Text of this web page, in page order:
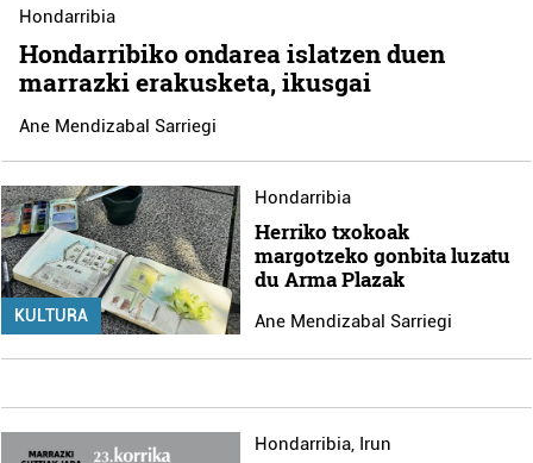
Hondarribia
Hondarribiko ondarea islatzen duen
marrazki erakusketa, ikusgai
Ane Mendizabal Sarriegi
KULTURA
Hondarribia
Herriko txokoak
margotzeko gonbita luzatu
du Arma Plazak
Ane Mendizabal Sarriegi
Hondarribia, Irun